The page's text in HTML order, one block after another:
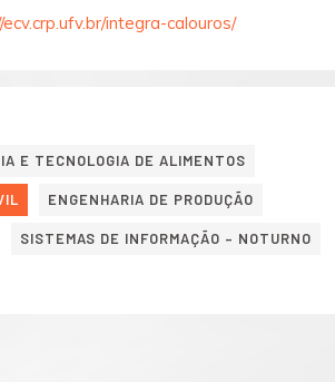
integra-calouros/
E TECNOLOGIA DE ALIMENTOS
ENGENHARIA DE PRODUÇÃO
SISTEMAS DE INFORMAÇÃO – NOTURNO